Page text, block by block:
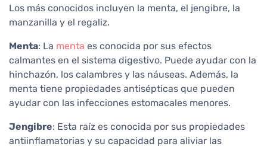
Los más conocidos incluyen la menta, el jengibre, la
manzanilla y el regaliz.
Menta: La menta es conocida por sus efectos
calmantes en el sistema digestivo. Puede ayudar con la
hinchazón, los calambres y las náuseas. Además, la
menta tiene propiedades antisépticas que pueden
ayudar con las infecciones estomacales menores.
Jengibre: Esta raíz es conocida por sus propiedades
antiinflamatorias y su capacidad para aliviar las